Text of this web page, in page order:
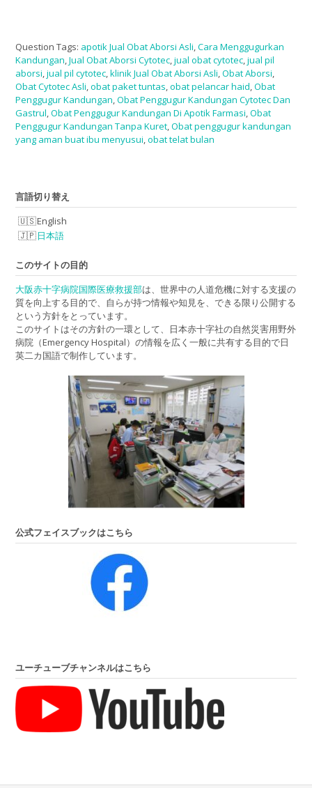
Question Tags: apotik Jual Obat Aborsi Asli Cara Menggugurkan
Kandungan Jual Obat Aborsi Cytotec jual obat cytotec jual pil
aborsi jual pil cytotec klinik Jual Obat Aborsi Asli Obat Aborsi
Obat Cytotec Asli obat paket tuntas obat pelancar haid Obat
Penggugur Kandungan Obat Penggugur Kandungan Cytotec Dan
Gastrul Obat Penggugur Kandungan Di Apotik Farmasi Obat
Penggugur Kandungan Tanpa Kuret Obat penggugur kandungan
yang aman buat ibu menyusui obat telat bulan
言語切り替え
English
日本語
このサイトの目的
大阪赤十字病院国際医療救援部は、世界中の人道危機に対する支援の
質を向上する目的で、自らが持つ情報や知見を、できる限り公開する
という方針をとっています。
このサイトはその方針の一環として、日本赤十字社の自然災害用野外
病院（Emergency Hospital）の情報を広く一般に共有する目的で日
英二カ国語で制作しています。
公式フェイスブックはこちら
ユーチューブチャンネルはこちら